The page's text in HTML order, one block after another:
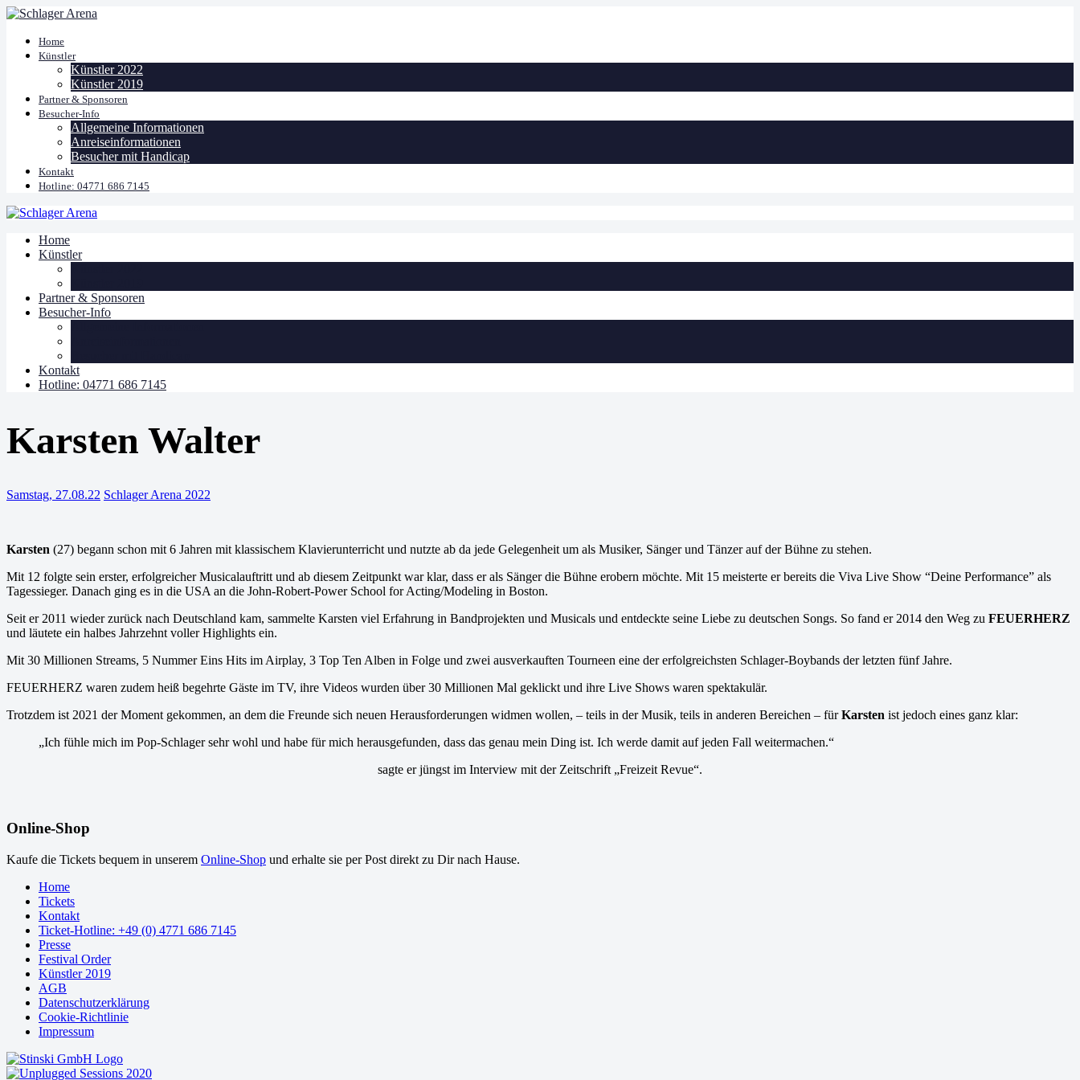
Home
Künstler
Künstler 2022
Künstler 2019
Partner & Sponsoren
Besucher-Info
Allgemeine Informationen
Anreiseinformationen
Besucher mit Handicap
Kontakt
Hotline: 04771 686 7145
Home
Künstler
Partner & Sponsoren
Besucher-Info
Kontakt
Hotline: 04771 686 7145
Karsten Walter
Samstag, 27.08.22 Schlager Arena 2022
Karsten (27) begann schon mit 6 Jahren mit klassischem Klavierunterricht und nutzte ab da jede Gelegenheit um als Musiker, Sänger und Tänzer auf der Bühne zu stehen.
Mit 12 folgte sein erster, erfolgreicher Musicalauftritt und ab diesem Zeitpunkt war klar, dass er als Sänger die Bühne erobern möchte. Mit 15 meisterte er bereits die Viva Live Show “Deine Performance” als
Tagessieger. Danach ging es in die USA an die John-Robert-Power School for Acting/Modeling in Boston.
Seit er 2011 wieder zurück nach Deutschland kam, sammelte Karsten viel Erfahrung in Bandprojekten und Musicals und entdeckte seine Liebe zu deutschen Songs. So fand er 2014 den Weg zu FEUERHERZ
und läutete ein halbes Jahrzehnt voller Highlights ein.
Mit 30 Millionen Streams, 5 Nummer Eins Hits im Airplay, 3 Top Ten Alben in Folge und zwei ausverkauften Tourneen eine der erfolgreichsten Schlager-Boybands der letzten fünf Jahre.
FEUERHERZ waren zudem heiß begehrte Gäste im TV, ihre Videos wurden über 30 Millionen Mal geklickt und ihre Live Shows waren spektakulär.
Trotzdem ist 2021 der Moment gekommen, an dem die Freunde sich neuen Herausforderungen widmen wollen, – teils in der Musik, teils in anderen Bereichen – fürKarsten ist jedoch eines ganz klar:
„Ich fühle mich im Pop-Schlager sehr wohl und habe für mich herausgefunden, dass das genau mein Ding ist. Ich werde damit auf jeden Fall weitermachen.“
sagte er jüngst im Interview mit der Zeitschrift „Freizeit Revue“.
Online-Shop
Kaufe die Tickets bequem in unserem Online-Shop und erhalte sie per Post direkt zu Dir nach Hause.
Home
Tickets
Kontakt
Ticket-Hotline: +49 (0) 4771 686 7145
Presse
Festival Order
Künstler 2019
AGB
Datenschutzerklärung
Cookie-Richtlinie
Impressum